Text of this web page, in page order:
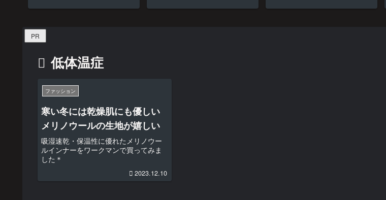
PR
低体温症
ファッション
寒い冬には乾燥肌にも優しい
メリノウールの生地が嬉しい
吸湿速乾・保温性に優れたメリノウー
ルインナーをワークマンで買ってみま
した＊
2023.12.10